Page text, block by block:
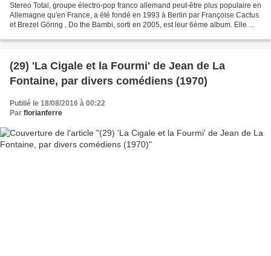
Stereo Total, groupe électro-pop franco allemand peut-être plus populaire en
Allemagne qu'en France, a été fondé en 1993 à Berlin par Françoise Cactus
et Brezel Göring . Do the Bambi, sorti en 2005, est leur 6ème album. Elle
(29) 'La Cigale et la Fourmi' de Jean de La
Fontaine, par divers comédiens (1970)
Publié le 18/08/2016 à 00:22
Par florianferre